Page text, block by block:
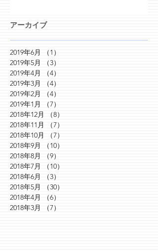
アーカイブ
2019年6月 （1）
2019年5月
（3）
2019年4月
（4）
2019年3月
（4）
2019年2月
（4）
2019年1月
（7）
2018年12月
（8）
2018年11月
（7）
2018年10月
（7）
2018年9月
（10）
2018年8月
（9）
2018年7月
（10）
2018年6月
（3）
2018年5月
（30）
2018年4月
（6）
2018年3月
（7）